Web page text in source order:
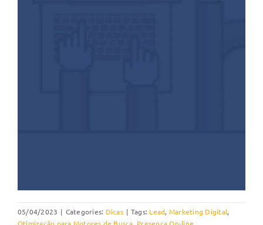
05/04/2023 | Categories: Dicas | Tags: Lead, Marketing Digital,
Otimização para Motores de Busca, Presença On-line